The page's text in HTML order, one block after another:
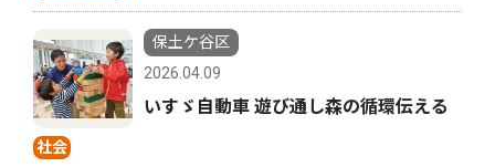
社会
保土ケ谷区
2026.04.09
いすゞ自動車 遊び通し森の循環伝える